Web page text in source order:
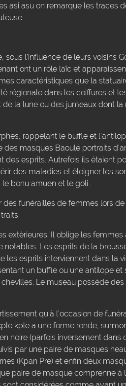
asi asu on remarque les traces
l’influence de leurs voisins
ont un rôle laïc et
caractéristiques que la
régionale dans les coiffures et
la lune ou des jumeaux dont la
rappelant le buffle et
masques Baoulé portraits
esprits. Autrefois ils étaient
des maladies et éloigner les
bonu amuen et le goli :
funérailles de femmes lors
extérieures. Il oblige les
Les esprits de la
les esprits interviennent dans la
un buffle ou une antilope et
Le museau possède
qu’à l’occasion de
kple a une forme ronde,
noire (parfois inversement dans
par une paire de masques
(Kpan Pre) et enfin deux
paire de masque comprenne à